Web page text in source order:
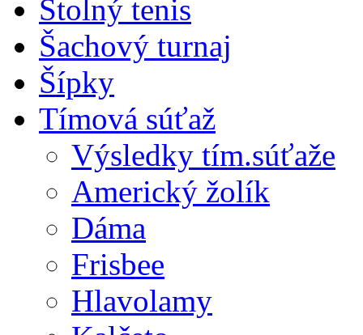
Stolný tenis
Šachový turnaj
Šípky
Tímová súťaž
Výsledky tím.súťaže
Americký žolík
Dáma
Frisbee
Hlavolamy